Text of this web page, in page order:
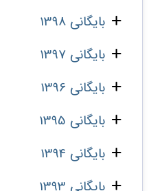
بایگانی 1398
بایگانی 1397
بایگانی 1396
بایگانی 1395
بایگانی 1394
بایگانی 1393